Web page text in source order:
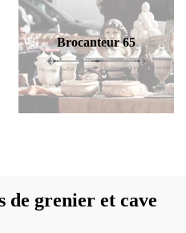
Brocanteur 65
de grenier et cave